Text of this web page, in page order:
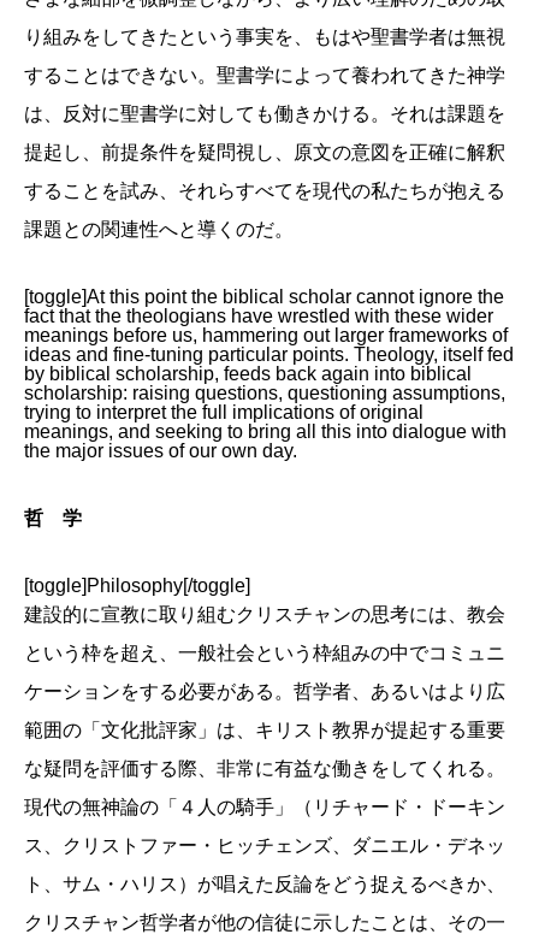
り組みをしてきたという事実を、もはや聖書学者は無視
することはできない。聖書学によって養われてきた神学
は、反対に聖書学に対しても働きかける。それは課題を
提起し、前提条件を疑問視し、原文の意図を正確に解釈
することを試み、それらすべてを現代の私たちが抱える
課題との関連性へと導くのだ。
[toggle]At this point the biblical scholar cannot ignore the
fact that the theologians have wrestled with these wider
meanings before us, hammering out larger frameworks of
ideas and fine-tuning particular points. Theology, itself fed
by biblical scholarship, feeds back again into biblical
scholarship: raising questions, questioning assumptions,
trying to interpret the full implications of original
meanings, and seeking to bring all this into dialogue with
the major issues of our own day.
哲 学
[toggle]Philosophy[/toggle]
建設的に宣教に取り組むクリスチャンの思考には、教会
という枠を超え、一般社会という枠組みの中でコミュニ
ケーションをする必要がある。哲学者、あるいはより広
範囲の「文化批評家」は、キリスト教界が提起する重要
な疑問を評価する際、非常に有益な働きをしてくれる。
現代の無神論の「４人の騎手」（リチャード・ドーキン
ス、クリストファー・ヒッチェンズ、ダニエル・デネッ
ト、サム・ハリス）が唱えた反論をどう捉えるべきか、
クリスチャン哲学者が他の信徒に示したことは、その一